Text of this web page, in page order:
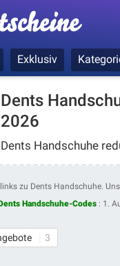
Exklusiv
Dents
2026
Dents Handschuhe
zu Dents Handschuhe.
Handschuhe-Codes : 1.
3